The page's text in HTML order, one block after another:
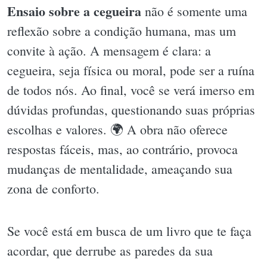
Ensaio sobre a cegueira não é somente uma
reflexão sobre a condição humana, mas um
convite à ação. A mensagem é clara: a
cegueira, seja física ou moral, pode ser a ruína
de todos nós. Ao final, você se verá imerso em
dúvidas profundas, questionando suas próprias
escolhas e valores. 🌍 A obra não oferece
respostas fáceis, mas, ao contrário, provoca
mudanças de mentalidade, ameaçando sua
zona de conforto.
Se você está em busca de um livro que te faça
acordar, que derrube as paredes da sua